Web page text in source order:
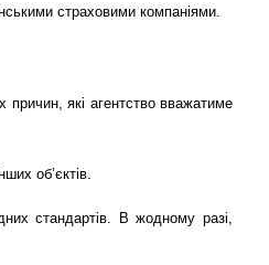
страховими компаніями.
причин, які агентство вважатиме
об’єктів.
стандартів. В жодному разі,